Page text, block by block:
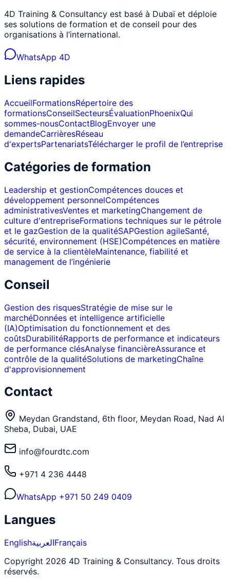
4D Training & Consultancy est basé à Dubaï et déploie
ses solutions de formation et de conseil pour des
organisations à l’international.
WhatsApp 4D
Liens rapides
AccueilFormationsRépertoire des
formationsConseilSecteursÉvaluationPhoenixQui
sommes-nousContactBlogEnvoyer une
demandeCarrièresRéseau
d'expertsPartenariatsTélécharger le profil de l’entreprise
Catégories de formation
Leadership et gestionCompétences douces et
développement personnelCompétences
administrativesVentes et marketingChangement de
culture d'entrepriseFormations techniques sur le pétrole
et le gazGestion de la qualitéSAPGestion agileSanté,
sécurité, environnement (HSE)Compétences en matière
de service à la clientèleMaintenance, fiabilité et
management de l’ingénierie
Conseil
Gestion des risquesStratégie de mise sur le
marchéDonnées et intelligence artificielle
(IA)Optimisation du fonctionnement et des
coûtsDurabilitéRapports de performance et indicateurs
de performance clésAnalyse financièreAssurance et
contrôle de la qualitéSolutions de marketingChaîne
d'approvisionnement
Contact
Meydan Grandstand, 6th floor, Meydan Road, Nad Al
Sheba, Dubai, UAE
info@fourdtc.com
+971 4 236 4448
WhatsApp +971 50 249 0409
Langues
EnglishالعربيةFrançais
Copyright 2026 4D Training & Consultancy. Tous droits
réservés.